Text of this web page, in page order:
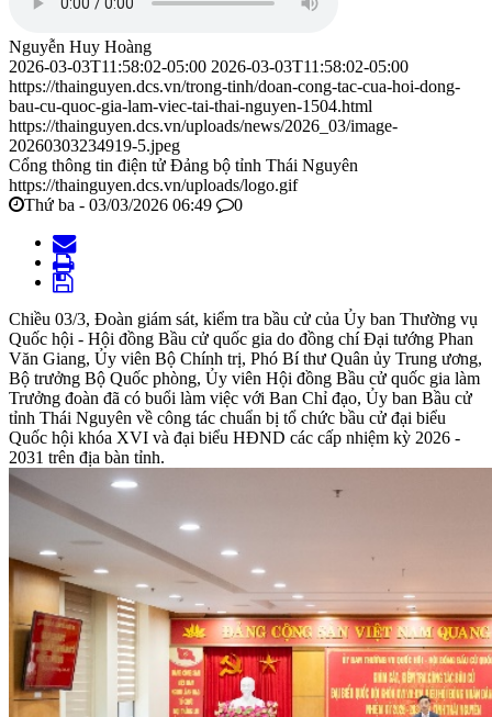
Nguyễn Huy Hoàng
2026-03-03T11:58:02-05:00 2026-03-03T11:58:02-05:00
https://thainguyen.dcs.vn/trong-tinh/doan-cong-tac-cua-hoi-dong-
bau-cu-quoc-gia-lam-viec-tai-thai-nguyen-1504.html
https://thainguyen.dcs.vn/uploads/news/2026_03/image-
20260303234919-5.jpeg
Cổng thông tin điện tử Đảng bộ tỉnh Thái Nguyên
https://thainguyen.dcs.vn/uploads/logo.gif
Thứ ba - 03/03/2026 06:49
0
Chiều 03/3, Đoàn giám sát, kiểm tra bầu cử của Ủy ban Thường vụ
Quốc hội - Hội đồng Bầu cử quốc gia do đồng chí Đại tướng Phan
Văn Giang, Ủy viên Bộ Chính trị, Phó Bí thư Quân ủy Trung ương,
Bộ trưởng Bộ Quốc phòng, Ủy viên Hội đồng Bầu cử quốc gia làm
Trưởng đoàn đã có buổi làm việc với Ban Chỉ đạo, Ủy ban Bầu cử
tỉnh Thái Nguyên về công tác chuẩn bị tổ chức bầu cử đại biểu
Quốc hội khóa XVI và đại biểu HĐND các cấp nhiệm kỳ 2026 -
2031 trên địa bàn tỉnh.